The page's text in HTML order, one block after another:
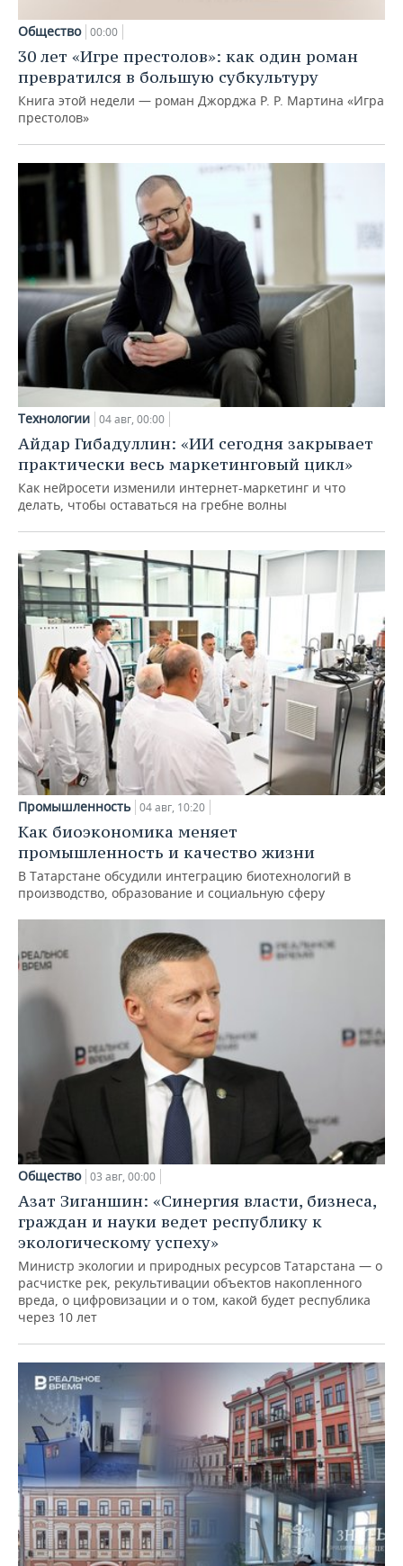
Общество 00:00
30 лет «Игре престолов»: как один роман
превратился в большую субкультуру
Книга этой недели — роман Джорджа Р. Р. Мартина «Игра
престолов»
Технологии 04 авг, 00:00
Айдар Гибадуллин: «ИИ сегодня закрывает
практически весь маркетинговый цикл»
Как нейросети изменили интернет-маркетинг и что
делать, чтобы оставаться на гребне волны
Промышленность 04 авг, 10:20
Как биоэкономика меняет
промышленность и качество жизни
В Татарстане обсудили интеграцию биотехнологий в
производство, образование и социальную сферу
Общество 03 авг, 00:00
Азат Зиганшин: «Синергия власти, бизнеса,
граждан и науки ведет республику к
экологическому успеху»
Министр экологии и природных ресурсов Татарстана — о
расчистке рек, рекультивации объектов накопленного
вреда, о цифровизации и о том, какой будет республика
через 10 лет